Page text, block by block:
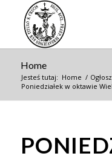
Home
Jesteś tutaj: Home /
Poniedziałek w oktawie